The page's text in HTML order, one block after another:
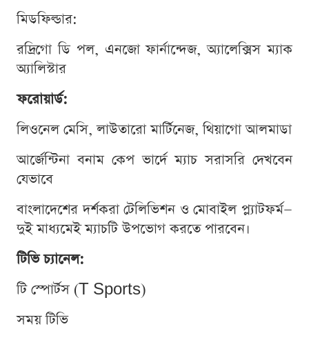
মিডফিল্ডার:
রদ্রিগো ডি পল, এনজো ফার্নান্দেজ, অ্যালেক্সিস ম্যাক
অ্যালিস্টার
ফরোয়ার্ড:
লিওনেল মেসি, লাউতারো মার্টিনেজ, থিয়াগো আলমাডা
আর্জেন্টিনা বনাম কেপ ভার্দে ম্যাচ সরাসরি দেখবেন
যেভাবে
বাংলাদেশের দর্শকরা টেলিভিশন ও মোবাইল প্ল্যাটফর্ম—
দুই মাধ্যমেই ম্যাচটি উপভোগ করতে পারবেন।
টিভি চ্যানেল:
টি স্পোর্টস (T Sports)
সময় টিভি